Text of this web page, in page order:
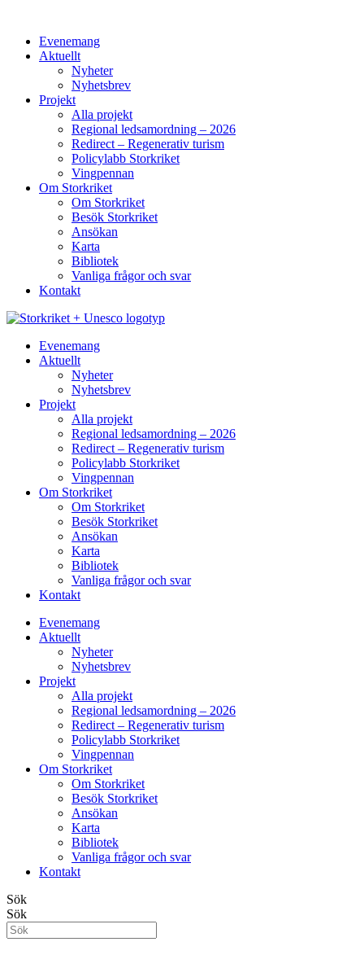
innehållEvenemang
Aktuellt
Nyheter
Nyhetsbrev
Projekt
Alla projekt
Regional ledsamordning – 2026
Redirect – Regenerativ turism
Policylabb Storkriket
Vingpennan
Om Storkriket
Om Storkriket
Besök Storkriket
Ansökan
Karta
Bibliotek
Vanliga frågor och svar
Kontakt
Evenemang
Aktuellt
Nyheter
Nyhetsbrev
Projekt
Alla projekt
Regional ledsamordning – 2026
Redirect – Regenerativ turism
Policylabb Storkriket
Vingpennan
Om Storkriket
Om Storkriket
Besök Storkriket
Ansökan
Karta
Bibliotek
Vanliga frågor och svar
Kontakt
Evenemang
Aktuellt
Nyheter
Nyhetsbrev
Projekt
Alla projekt
Regional ledsamordning – 2026
Redirect – Regenerativ turism
Policylabb Storkriket
Vingpennan
Om Storkriket
Om Storkriket
Besök Storkriket
Ansökan
Karta
Bibliotek
Vanliga frågor och svar
Kontakt
Sök
Sök